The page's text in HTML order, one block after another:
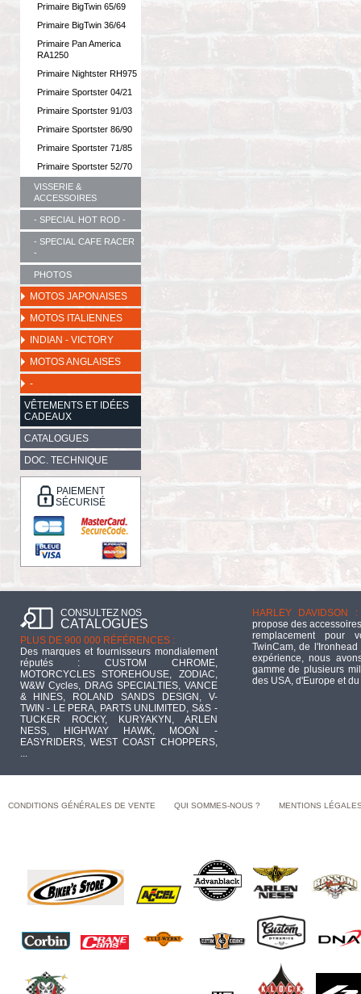
Primaire BigTwin 65/69
Primaire BigTwin 36/64
Primaire Pan America
RA1250
Primaire Nightster RH975
Primaire Sportster 04/21
Primaire Sportster 91/03
Primaire Sportster 86/90
Primaire Sportster 71/85
Primaire Sportster 52/70
VISSERIE &
ACCESSOIRES
- SPECIAL HOT ROD -
- SPECIAL CAFE RACER
-
PHOTOS
MOTOS JAPONAISES
MOTOS ITALIENNES
INDIAN - VICTORY
MOTOS ANGLAISES
-
VÊTEMENTS ET IDÉES
CADEAUX
CATALOGUES
DOC. TECHNIQUE
PAIEMENT
SÉCURISÉ
CONSULTEZ NOS
CATALOGUES
PLUS DE 900 000 RÉFÉRENCES :
Des marques et fournisseurs mondialement
réputés : CUSTOM CHROME,
MOTORCYCLES STOREHOUSE, ZODIAC,
W&W Cycles, DRAG SPECIALTIES, VANCE
& HINES, ROLAND SANDS DESIGN, V-
TWIN - LE PERA, PARTS UNLIMITED, S&S -
TUCKER ROCKY, KURYAKYN, ARLEN
NESS, HIGHWAY HAWK, MOON -
EASYRIDERS, WEST COAST CHOPPERS,
...
HARLEY DAVIDSON :
propose des
remplacement pour
TwinCam, de
expérience, nous
gamme de plusieurs
des USA, d'Europe et
CONDITIONS GÉNÉRALES DE VENTE QUI SOMMES-NOUS ? MENTIONS